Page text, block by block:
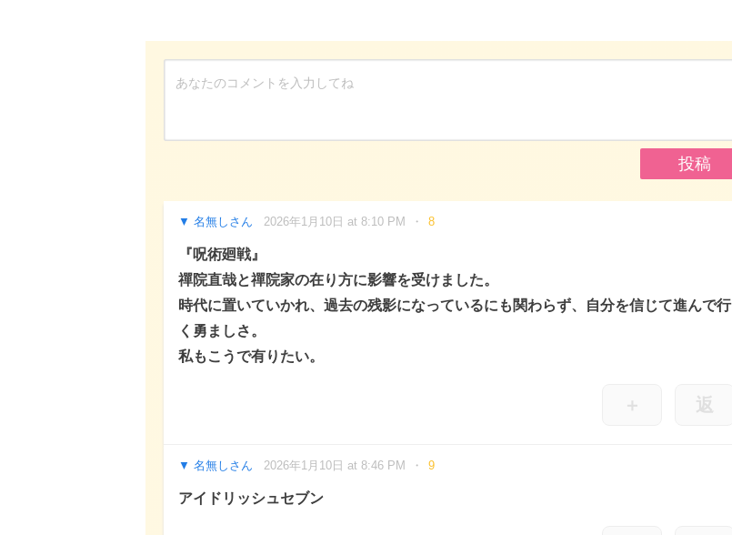
名無しさん 2026年1月10日 at 8:10 PM 8
『呪術廻戦』
禪院直哉と禪院家の在り方に影響を受けました。
時代に置いていかれ、過去の残影になっているにも関わらず、自分を信じて進んで行
く勇ましさ。
私もこうで有りたい。
＋ 返
名無しさん 2026年1月10日 at 8:46 PM 9
アイドリッシュセブン